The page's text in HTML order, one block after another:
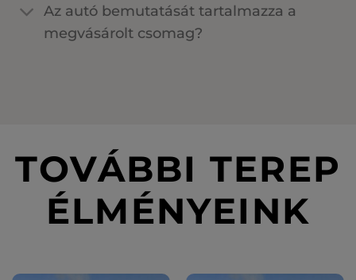
Az autó bemutatását tartalmazza a
megvásárolt csomag?
TOVÁBBI TEREP
ÉLMÉNYEINK